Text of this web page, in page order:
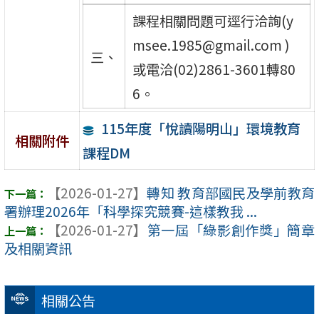
相關公告
三、
課程相關問題可逕行洽詢(y
msee.1985@gmail.com )
或電洽(02)2861-3601轉80
6。
相關附件
115年度「悅讀陽明山」環境教育
課程DM
【2026-01-27】 轉知 教育部國民及學前教育
署辦理2026年「科學探究競賽-這樣教我 ...
【2026-01-27】 第一屆「綠影創作獎」簡章
及相關資訊